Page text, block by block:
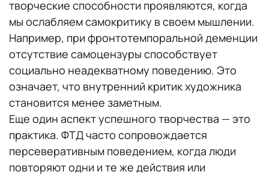
творческие способности проявляются, когда
мы ослабляем самокритику в своем мышлении.
Например, при фронтотемпоральной деменции
отсутствие самоцензуры способствует
социально неадекватному поведению. Это
означает, что внутренний критик художника
становится менее заметным.
Еще один аспект успешного творчества — это
практика. ФТД часто сопровождается
персеверативным поведением, когда люди
повторяют одни и те же действия или